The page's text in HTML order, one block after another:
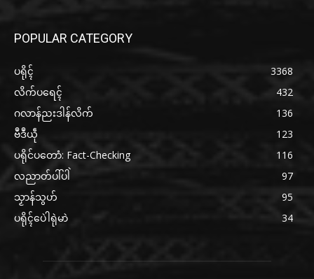
POPULAR CATEGORY
ပရိုၚ်
3368
လိက်ပရေၚ်
432
ဂလာန်ညးဒါန်လိက်
136
ဗဳဒဳယဵု
123
ပရိုင်ပတောံ: Fact-Checking
116
လညာတ်ပါ်ပါဲ
97
သၟာန်သွဟ်
95
ပရိုၚ်ပေဲါရုဲမာဲ
34